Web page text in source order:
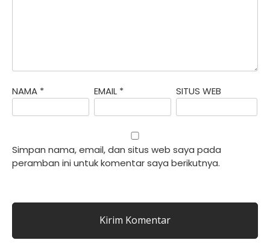
NAMA * EMAIL * SITUS WEB
Simpan nama, email, dan situs web saya pada
peramban ini untuk komentar saya berikutnya.